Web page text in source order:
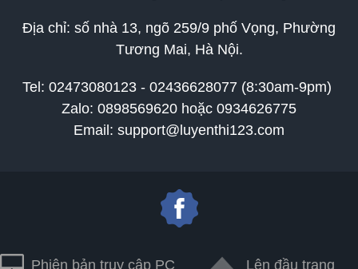
Địa chỉ: số nhà 13, ngõ 259/9 phố Vọng, Phường
Tương Mai, Hà Nội.
Tel: 02473080123 - 02436628077 (8:30am-9pm)
Zalo: 0898569620 hoặc 0934626775
Email: support@luyenthi123.com
Phiên bản truy cập PC Lên đầu trang